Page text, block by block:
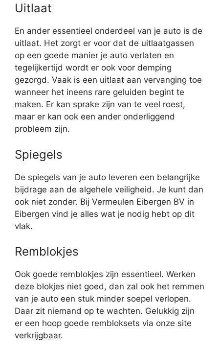
Uitlaat
En ander essentieel onderdeel van je auto is de
uitlaat. Het zorgt er voor dat de uitlaatgassen
op een goede manier je auto verlaten en
tegelijkertijd wordt er ook voor demping
gezorgd. Vaak is een uitlaat aan vervanging toe
wanneer het ineens rare geluiden begint te
maken. Er kan sprake zijn van te veel roest,
maar er kan ook een ander onderliggend
probleem zijn.
Spiegels
De spiegels van je auto leveren een belangrijke
bijdrage aan de algehele veiligheid. Je kunt dan
ook niet zonder. Bij Vermeulen Eibergen BV in
Eibergen vind je alles wat je nodig hebt op dit
vlak.
Remblokjes
Ook goede remblokjes zijn essentieel. Werken
deze blokjes niet goed, dan zal ook het remmen
van je auto een stuk minder soepel verlopen.
Daar zit niemand op te wachten. Gelukkig zijn
er een hoop goede rembloksets via onze site
verkrijgbaar.